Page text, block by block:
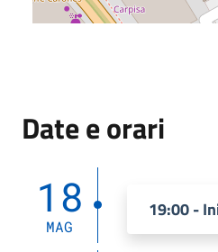
Date e orari
18
MAG
19:00 -